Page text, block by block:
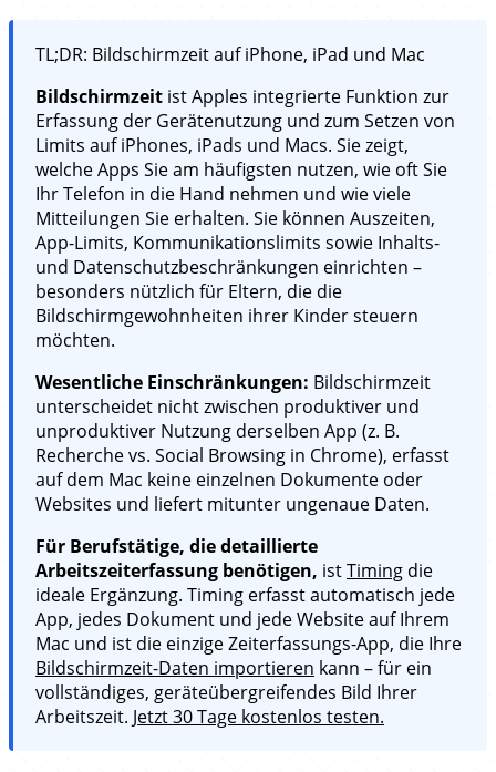
TL;DR: Bildschirmzeit auf iPhone, iPad und Mac
Bildschirmzeit ist Apples integrierte Funktion zur
Erfassung der Gerätenutzung und zum Setzen von
Limits auf iPhones, iPads und Macs. Sie zeigt,
welche Apps Sie am häufigsten nutzen, wie oft Sie
Ihr Telefon in die Hand nehmen und wie viele
Mitteilungen Sie erhalten. Sie können Auszeiten,
App-Limits, Kommunikationslimits sowie Inhalts-
und Datenschutzbeschränkungen einrichten –
besonders nützlich für Eltern, die die
Bildschirmgewohnheiten ihrer Kinder steuern
möchten.
Wesentliche Einschränkungen: Bildschirmzeit
unterscheidet nicht zwischen produktiver und
unproduktiver Nutzung derselben App (z. B.
Recherche vs. Social Browsing in Chrome), erfasst
auf dem Mac keine einzelnen Dokumente oder
Websites und liefert mitunter ungenaue Daten.
Für Berufstätige, die detaillierte
Arbeitszeiterfassung benötigen, istTiming die
ideale Ergänzung. Timing erfasst automatisch jede
App, jedes Dokument und jede Website auf Ihrem
Mac und ist die einzige Zeiterfassungs-App, die Ihre
Bildschirmzeit-Daten importieren kann – für ein
vollständiges, geräteübergreifendes Bild Ihrer
Arbeitszeit. Jetzt 30 Tage kostenlos testen.